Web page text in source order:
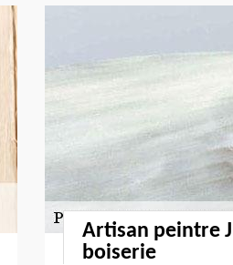
Artisan peintre
boiserie